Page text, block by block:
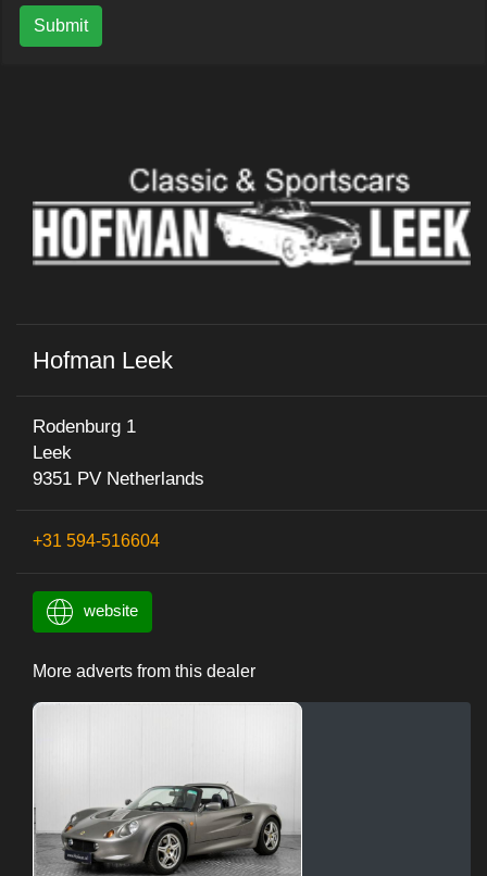
Submit
Hofman Leek
Rodenburg 1
Leek
9351 PV Netherlands
+31 594-516604
website
More adverts from this dealer